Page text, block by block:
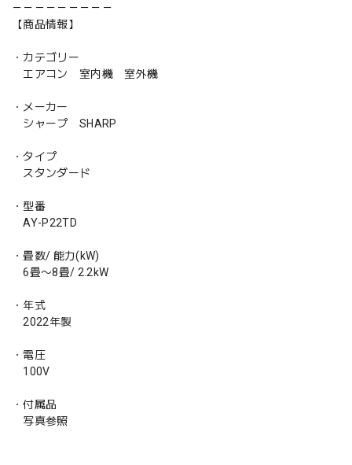
－－－－－－－－－
【商品情報】
・カテゴリー
エアコン 室内機 室外機
・メーカー
シャープ SHARP
・タイプ
スタンダード
・型番
AY-P22TD
・畳数/ 能力(kW)
6畳〜8畳/ 2.2kW
・年式
2022年製
・電圧
100V
・付属品
写真参照